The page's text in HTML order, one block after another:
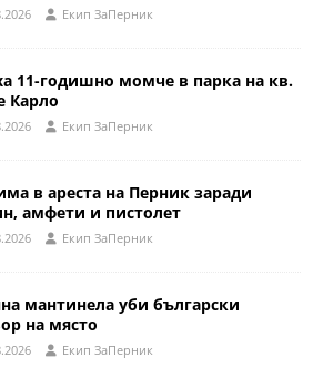
Eкип ЗаПерник
11-годишно момче в парка на кв.
Карло
Eкип ЗаПерник
в ареста на Перник заради
амфети и пистолет
Eкип ЗаПерник
мантинела уби български
на място
Eкип ЗаПерник